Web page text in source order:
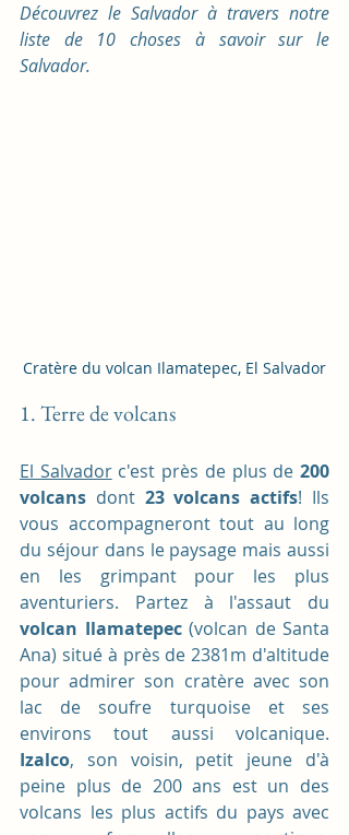
Découvrez le Salvador à travers notre
liste de 10 choses à savoir sur le
Salvador.
Cratère du volcan Ilamatepec, El Salvador
1. Terre de volcans
El Salvador c'est près de plus de 200
volcans dont 23 volcans actifs! Ils
vous accompagneront tout au long
du séjour dans le paysage mais aussi
en les grimpant pour les plus
volcan Ilamatepec (volcan de Santa
Ana) situé à près de 2381m d'altitude
pour admirer son cratère avec son
lac de soufre turquoise et ses
environs tout aussi volcanique.
Izalco, son voisin, petit jeune d'à
peine plus de 200 ans est un des
volcans les plus actifs du pays avec